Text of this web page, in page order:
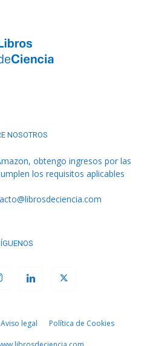
NOSOTROS
obtengo ingresos por las
los requisitos aplicables
Aviso legal Política de Cookies